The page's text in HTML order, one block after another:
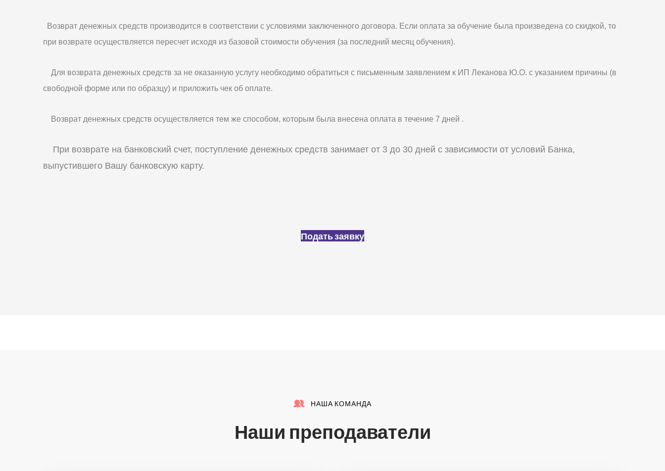
Возврат денежных средств производится в соответствии с условиями заключенного договора. Если оплата за обучение была произведена со скидкой, то
при возврате осуществляется пересчет исходя из базовой стоимости обучения (за последний месяц обучения).
Для возврата денежных средств за не оказанную услугу необходимо обратиться с письменным заявлением к ИП Леканова Ю.О. с указанием причины (в
свободной форме или по образцу) и приложить чек об оплате.
Возврат денежных средств осуществляется тем же способом, которым была внесена оплата в течение 7 дней .
При возврате на банковский счет, поступление денежных средств занимает от 3 до 30 дней с зависимости от условий Банка,
выпустившего Вашу банковскую карту.
Подать заявку
НАША КОМАНДА
Наши преподаватели